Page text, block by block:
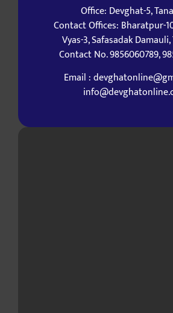
Office: Devghat-5,
Contact Offices: Bharatpur-
Vyas-3, Safasadak
Contact No. 9856060789,
Email :